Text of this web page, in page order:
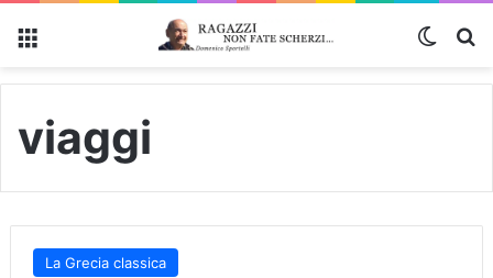
viaggi
La Grecia classica